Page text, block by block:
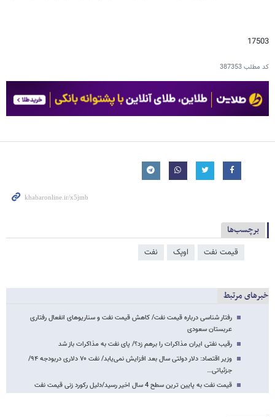
17503
کد مطلب387353
برچسب‌ها
قیمت نفت اوپک نفت
خبرهای مرتبط
رفتار شناسی درباره قیمت نفت/ کاهش قیمت نفت و سناریوهای انفعال رفتاری
عربستان سعودی
رقیب نفتی ایران مذاکرات را برهم زد؟/ پای نفت به مذاکرات باز شد
وزیر اقتصاد: دلار دولتی سال بعد افزایش نمی‌یابد/ نفت ۷۰ دلاری دربودجه ۹۴/
جزئیاتی…
قیمت نفت به پایین ترین سطح 4 سال اخیر رسید/دلیل رکورد زنی قیمت نفت